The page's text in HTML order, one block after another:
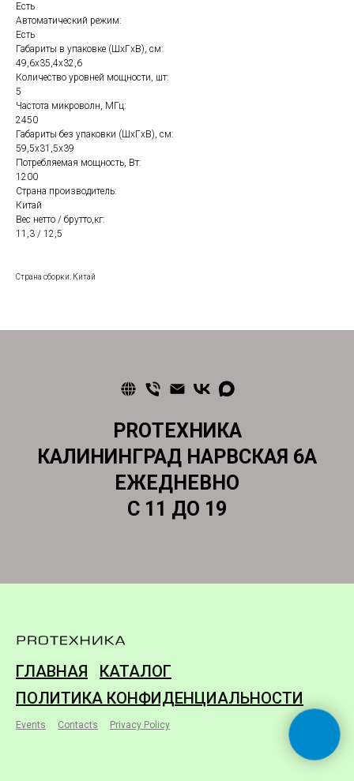
Есть
Автоматический режим:
Есть
Габариты в упаковке (ШxГxВ), см:
49,6x35,4x32,6
Количество уровней мощности, шт:
5
Частота микроволн, МГц:
2450
Габариты без упаковки (ШxГxВ), см:
59,5x31,5х39
Потребляемая мощность, Вт:
1200
Страна производитель:
Китай
Вес нетто / брутто,кг:
11,3 / 12,5
Страна сборки: Китай
PROТЕХНИКА
КАЛИНИНГРАД НАРВСКАЯ 6А
ЕЖЕДНЕВНО
С 11 ДО 19
ГЛАВНАЯ
КАТАЛОГ
ПОЛИТИКА КОНФИДЕНЦИАЛЬНОСТИ
Events Contacts Privacy Policy